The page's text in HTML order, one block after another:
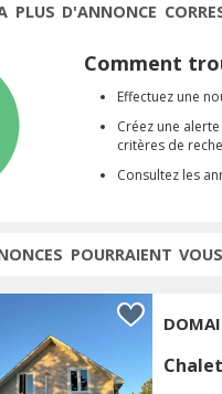
PLUS D'ANNONCE
Comment
Effectuez une
Créez une
critères de
Consultez les
POURRAIENT
Chalet